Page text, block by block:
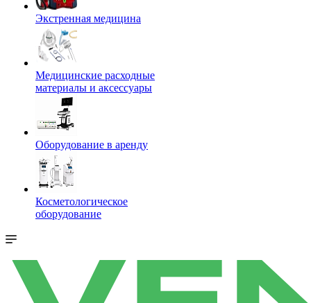
Экстренная медицина
Медицинские расходные
материалы и аксессуары
Оборудование в аренду
Косметологическое
оборудование